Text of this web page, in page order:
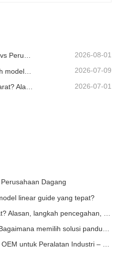
SFC | Produsen Bearing OEM vs Perusahaan Dagang 2026-08-01
2026-07-09
2026-07-01
Dagang
linear guide yang tepat?
TBAI| Produsen Pemandu Linear OEM untuk Peralatan Industri – TBAI Memperluas Solusi Gerakan Linear Kustom